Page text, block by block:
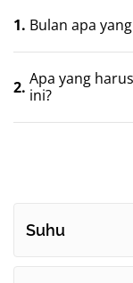
1. Bulan apa
2. Apa yang
ini?
Suhu